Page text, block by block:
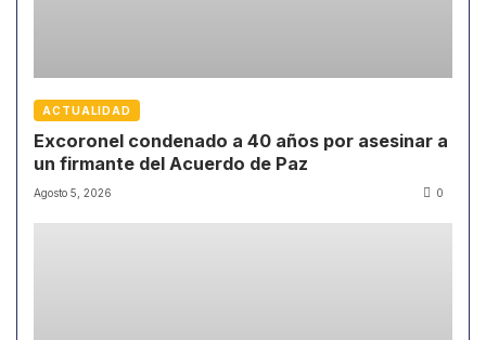
ACTUALIDAD
Excoronel condenado a 40 años por asesinar a
un firmante del Acuerdo de Paz
Agosto 5, 2026 0